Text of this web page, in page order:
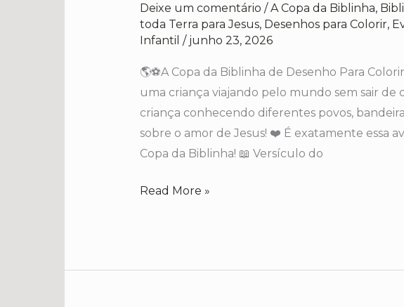
Deixe um comentário /A Copa da Biblinha,
toda Terra para Jesus, Desenhos para Colorir,
Infantil / junho 23, 2026
🌎⚽A Copa da Biblinha de Desenho Para
uma criança viajando pelo mundo sem sair de
criança conhecendo diferentes povos,
sobre o amor de Jesus! ❤️ É exatamente essa
Copa da Biblinha! 📖 Versículo do
da
Biblinha
Read More »